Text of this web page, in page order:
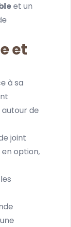
et un
et
à sa
de
joint
option,